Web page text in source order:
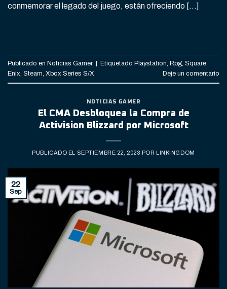
conmemorar el legado del juego, están ofreciendo […]
Publicado en Noticias Gamer Etiquetado Playstation, Rpg, Square
Enix, Steam, Xbox Series S/X Deje un comentario
NOTICIAS GAMER
El CMA Desbloquea la Compra de
Activision Blizzard por Microsoft
PUBLICADO EL SEPTIEMBRE 22, 2023 POR LINKINGDOM
22
Sep